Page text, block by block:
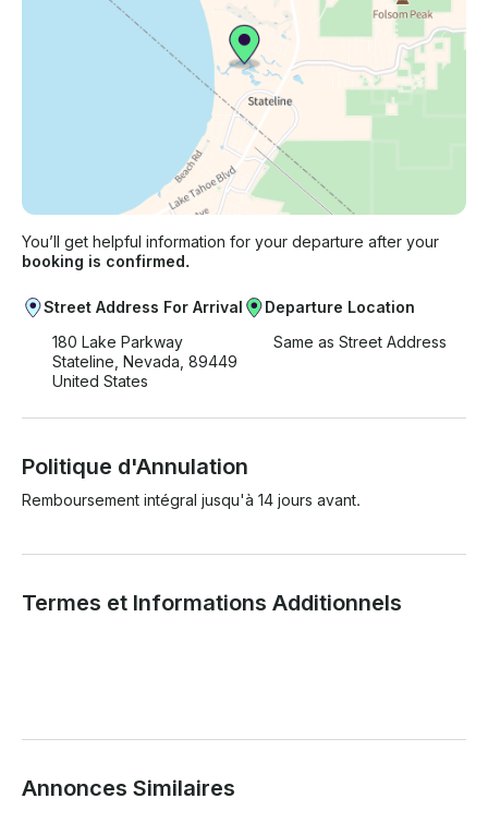
You’ll get helpful information for your departure after your
booking is confirmed.
Street Address For Arrival
180 Lake Parkway
Stateline, Nevada, 89449
United States
Departure Location
Same as Street Address
Politique d'Annulation
Remboursement intégral jusqu'à 14 jours avant.
Termes et Informations Additionnels
Annonces Similaires